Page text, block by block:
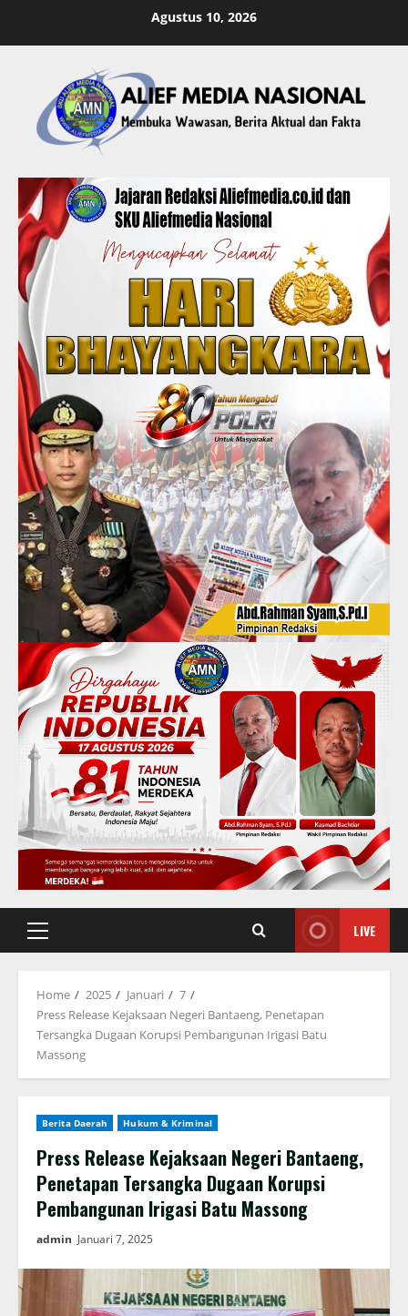
Agustus 10, 2026
Primary
LIVE
Home 2025 Januari
7
Press Release Kejaksaan Negeri Bantaeng, Penetapan
Tersangka Dugaan Korupsi Pembangunan Irigasi Batu
Massong
Berita Daerah Hukum & Kriminal
Press Release Kejaksaan Negeri Bantaeng,
Penetapan Tersangka Dugaan Korupsi
Pembangunan Irigasi Batu Massong
admin Januari 7, 2025